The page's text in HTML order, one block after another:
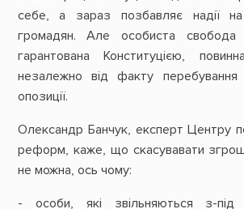
себе, а зараз позбавляє надії
громадян. Але особиста свобода
гарантована Конституцією,
незалежно від факту
опозиції.
Олександр Банчук, експерт Центру
реформ, каже, що скасувавати
не можна, ось чому:
​- особи, які звільняються з-